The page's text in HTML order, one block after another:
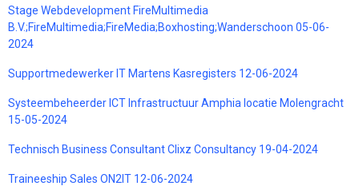
Stage Webdevelopment FireMultimedia
B.V.;FireMultimedia;FireMedia;Boxhosting;Wanderschoon 05-06-
2024
Supportmedewerker IT Martens Kasregisters 12-06-2024
Systeembeheerder ICT Infrastructuur Amphia locatie Molengracht
15-05-2024
Technisch Business Consultant Clixz Consultancy 19-04-2024
Traineeship Sales ON2IT 12-06-2024